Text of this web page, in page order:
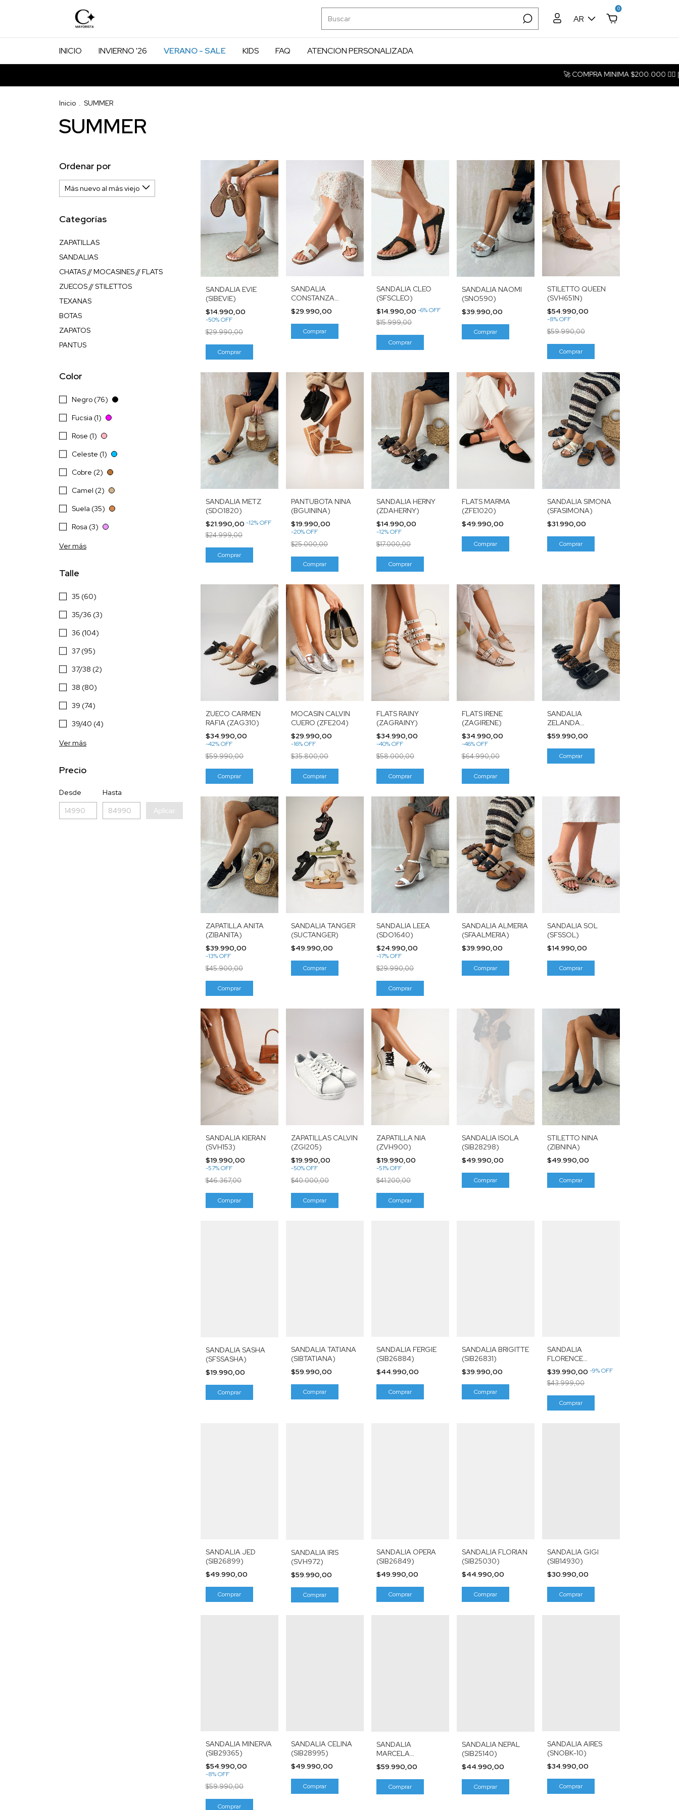
AR
0
INICIO INVIERNO '26 VERANO - SALE KIDS FAQ ATENCION PERSONALIZADA
🚀 COMPRA MINIMA $200.000 ❤️‍🔥 | Transferencia
Inicio . SUMMER
SUMMER
Ordenar por
Categorías
ZAPATILLAS
SANDALIAS
CHATAS // MOCASINES // FLATS
ZUECOS // STILETTOS
TEXANAS
BOTAS
ZAPATOS
PANTUS
Color
Negro (76)
Fucsia (1)
Rose (1)
Celeste (1)
Cobre (2)
Camel (2)
Suela (35)
Rosa (3)
Ver más
Talle
35 (60)
35/36 (3)
36 (104)
37 (95)
37/38 (2)
38 (80)
39 (74)
39/40 (4)
Ver más
Precio
Desde Hasta
Aplicar
SANDALIA EVIE
(SIBEVIE)
$14.990,00
-50%OFF
$29.990,00
Comprar
SANDALIA
CONSTANZA
(SIB27218)
$29.990,00
Comprar
SANDALIA CLEO
(SFSCLEO)
$14.990,00 -6%OFF
$15.999,00
Comprar
SANDALIA NAOMI
(SNO590)
$39.990,00
Comprar
STILETTO QUEEN
(SVH651N)
$54.990,00
-8%OFF
$59.990,00
Comprar
SANDALIA METZ
(SDO1820)
$21.990,00 -12%OFF
$24.999,00
Comprar
PANTUBOTA NINA
(BGUININA)
$19.990,00
-20%OFF
$25.000,00
Comprar
SANDALIA HERNY
(ZDAHERNY)
$14.990,00
-12%OFF
$17.000,00
Comprar
FLATS MARMA
(ZFE1020)
$49.990,00
Comprar
SANDALIA SIMONA
(SFASIMONA)
$31.990,00
Comprar
ZUECO CARMEN
RAFIA (ZAG310)
$34.990,00
-42%OFF
$59.990,00
Comprar
MOCASIN CALVIN
CUERO (ZFE204)
$29.990,00
-16%OFF
$35.800,00
Comprar
FLATS RAINY
(ZAGRAINY)
$34.990,00
-40%OFF
$58.000,00
Comprar
FLATS IRENE
(ZAGIRENE)
$34.990,00
-46%OFF
$64.990,00
Comprar
SANDALIA
ZELANDA
(SVH700NU)
$59.990,00
Comprar
ZAPATILLA ANITA
(ZIBANITA)
$39.990,00
-13%OFF
$45.900,00
Comprar
SANDALIA TANGER
(SUCTANGER)
$49.990,00
Comprar
SANDALIA LEEA
(SDO1640)
$24.990,00
-17%OFF
$29.990,00
Comprar
SANDALIA ALMERIA
(SFAALMERIA)
$39.990,00
Comprar
SANDALIA SOL
(SFSSOL)
$14.990,00
Comprar
SANDALIA KIERAN
(SVH153)
$19.990,00
-57%OFF
$46.367,00
Comprar
ZAPATILLAS CALVIN
(ZGI205)
$19.990,00
-50%OFF
$40.000,00
Comprar
ZAPATILLA NIA
(ZVH900)
$19.990,00
-51%OFF
$41.200,00
Comprar
SANDALIA ISOLA
(SIB28298)
$49.990,00
Comprar
STILETTO NINA
(ZIBNINA)
$49.990,00
Comprar
SANDALIA SASHA
(SFSSASHA)
$19.990,00
Comprar
SANDALIA TATIANA
(SIBTATIANA)
$59.990,00
Comprar
SANDALIA FERGIE
(SIB26884)
$44.990,00
Comprar
SANDALIA BRIGITTE
(SIB26831)
$39.990,00
Comprar
SANDALIA
FLORENCE
(SJO2426)
$39.990,00 -9%OFF
$43.999,00
Comprar
SANDALIA JED
(SIB26899)
$49.990,00
Comprar
SANDALIA IRIS
(SVH972)
$59.990,00
Comprar
SANDALIA OPERA
(SIB26849)
$49.990,00
Comprar
SANDALIA FLORIAN
(SIB25030)
$44.990,00
Comprar
SANDALIA GIGI
(SIB14930)
$30.990,00
Comprar
SANDALIA MINERVA
(SIB29365)
$54.990,00
-8%OFF
$59.990,00
Comprar
SANDALIA CELINA
(SIB28995)
$49.990,00
Comprar
SANDALIA
MARCELA
(SIB28766)
$59.990,00
Comprar
SANDALIA NEPAL
(SIB25140)
$44.990,00
Comprar
SANDALIA AIRES
(SNOBK-10)
$34.990,00
Comprar